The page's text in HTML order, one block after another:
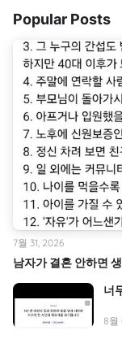
Popular Posts
남자가 결혼 안하면
7월 31, 2026
너
8월